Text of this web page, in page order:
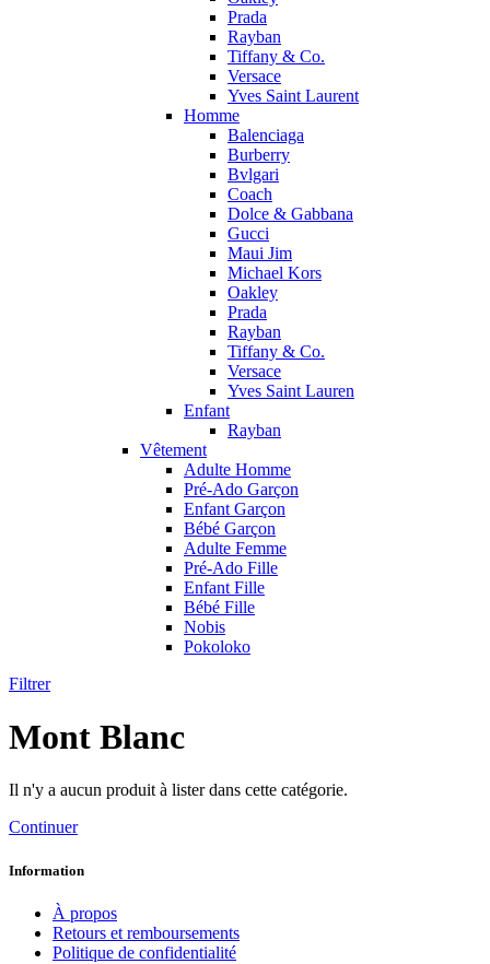
Prada
Rayban
Tiffany & Co.
Versace
Yves Saint Laurent
Homme
Balenciaga
Burberry
Bvlgari
Coach
Dolce & Gabbana
Gucci
Maui Jim
Michael Kors
Oakley
Prada
Rayban
Tiffany & Co.
Versace
Yves Saint Lauren
Enfant
Rayban
Vêtement
Adulte Homme
Pré-Ado Garçon
Enfant Garçon
Bébé Garçon
Adulte Femme
Pré-Ado Fille
Enfant Fille
Bébé Fille
Nobis
Pokoloko
Filtrer
Mont Blanc
Il n'y a aucun produit à lister dans cette catégorie.
Continuer
Information
À propos
Retours et remboursements
Politique de confidentialité